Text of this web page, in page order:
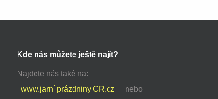
Kde nás můžete ještě najít?
Najdete nás také na:
www.jarní prázdniny ČR.cz
nebo